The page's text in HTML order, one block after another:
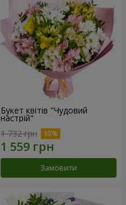
Букет квітів "Чудовий
настрій"
1 732 грн
Замовити